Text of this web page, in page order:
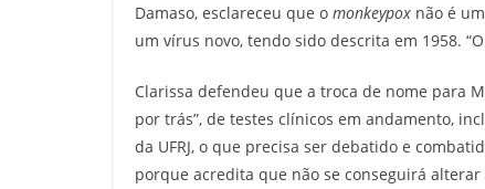
Damaso, esclareceu que o monkeypox não é
um vírus novo, tendo sido descrita em 1958.
Clarissa defendeu que a troca de nome para
por trás”, de testes clínicos em andamento,
da UFRJ, o que precisa ser debatido e
porque acredita que não se conseguirá